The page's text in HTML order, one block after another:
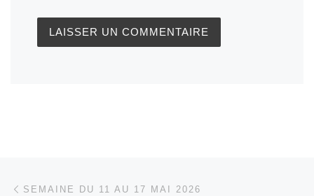
Parcourir les articles
SEMAINE DU 11 AU 17 MAI 2026